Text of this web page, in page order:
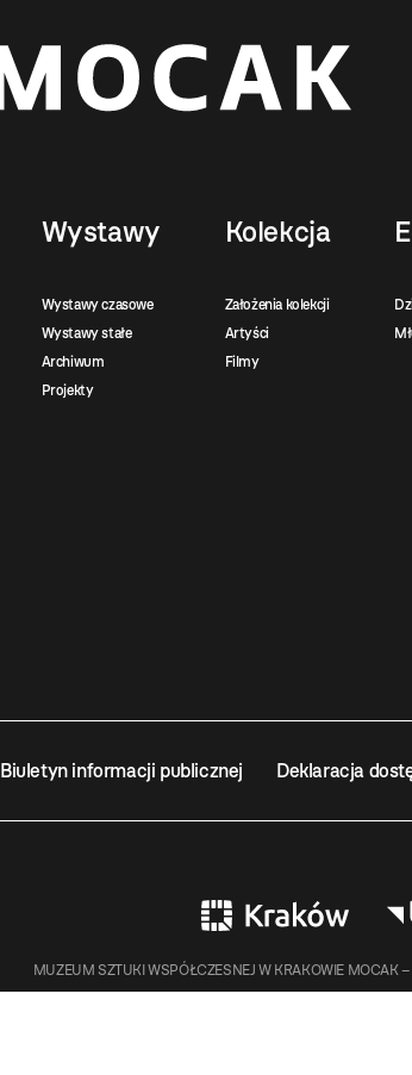
Wystawy
Wystawy czasowe
Wystawy stałe
Archiwum
Projekty
Kolekcja
Założenia kolekcji
Artyści
Filmy
Biuletyn informacji publicznej Deklaracja
MUZEUM SZTUKI WSPÓŁCZESNEJ W KRAKOWIE MOCAK